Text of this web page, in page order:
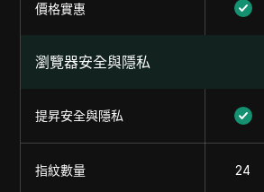
價格實惠
瀏覽器安全與隱私
提昇安全與隱私
指紋數量 24